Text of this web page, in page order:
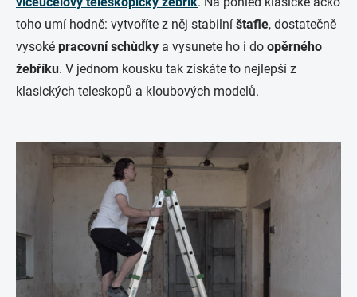
toho umí hodně: vytvoříte z něj stabilní štafle, dostatečně
vysoké pracovní schůdky a vysunete ho i do opěrného
žebříku. V jednom kousku tak získáte to nejlepší z
klasických teleskopů a kloubových modelů.